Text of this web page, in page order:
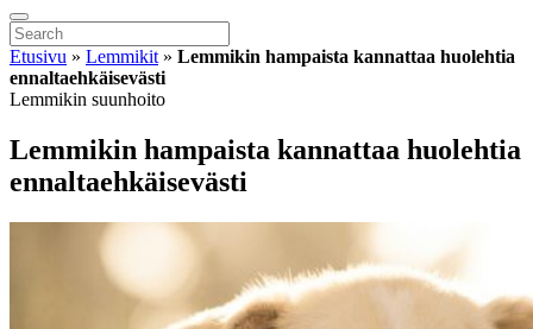
Etusivu » Lemmikit » Lemmikin hampaista kannattaa huolehtia
ennaltaehkäisevästi
Lemmikin suunhoito
Lemmikin hampaista kannattaa huolehtia
ennaltaehkäisevästi